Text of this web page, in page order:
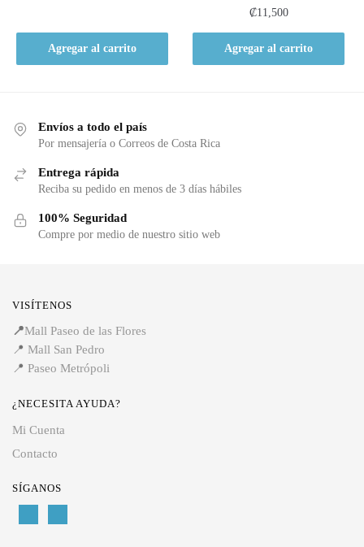
Agregar al carrito
₡11,500
Agregar al carrito
Envíos a todo el país
Por mensajería o Correos de Costa Rica
Entrega rápida
Reciba su pedido en menos de 3 días hábiles
100% Seguridad
Compre por medio de nuestro sitio web
VISÍTENOS
📍Mall Paseo de las Flores
📍 Mall San Pedro
📍 Paseo Metrópoli
¿NECESITA AYUDA?
Mi Cuenta
Contacto
SÍGANOS